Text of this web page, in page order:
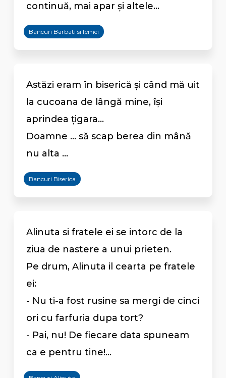
continuă, mai apar și altele...
Bancuri Barbati si femei
Astăzi eram în biserică și când mă uit
la cucoana de lângă mine, își
aprindea țigara...
Doamne ... să scap berea din mână
nu alta ...
Bancuri Biserica
Alinuta si fratele ei se intorc de la
ziua de nastere a unui prieten.
Pe drum, Alinuta il cearta pe fratele
ei:
- Nu ti-a fost rusine sa mergi de cinci
ori cu farfuria dupa tort?
- Pai, nu! De fiecare data spuneam
ca e pentru tine!...